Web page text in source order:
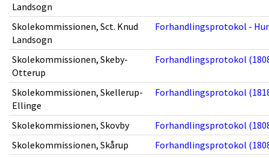
Landsogn
Skolekommissionen, Sct. Knud
Landsogn
Forhandlingsprotokol -
Skolekommissionen, Skeby-
Otterup
Forhandlingsprotokol
Skolekommissionen, Skellerup-
Ellinge
Forhandlingsprotokol
Skolekommissionen, Skovby
Forhandlingsprotokol
Skolekommissionen, Skårup
Forhandlingsprotokol